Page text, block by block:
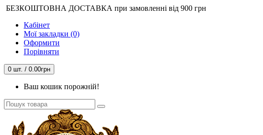
БЕЗКОШТОВНА ДОСТАВКА при замовленні від 900 грн
Кабінет
Мої закладки (0)
Оформити
Порівняти
0 шт. / 0.00грн
Ваш кошик порожній!